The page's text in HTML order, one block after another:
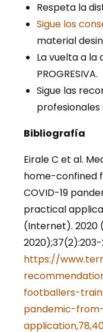
Respeta la
Sigue los
material
La vuelta a la
PROGRESIVA.
Sigue las
profesionales
Bibliografía
Eirale C et al.
home-confined
COVID-19
practical
(Internet). 2020
https://
footballers-
pandemic-